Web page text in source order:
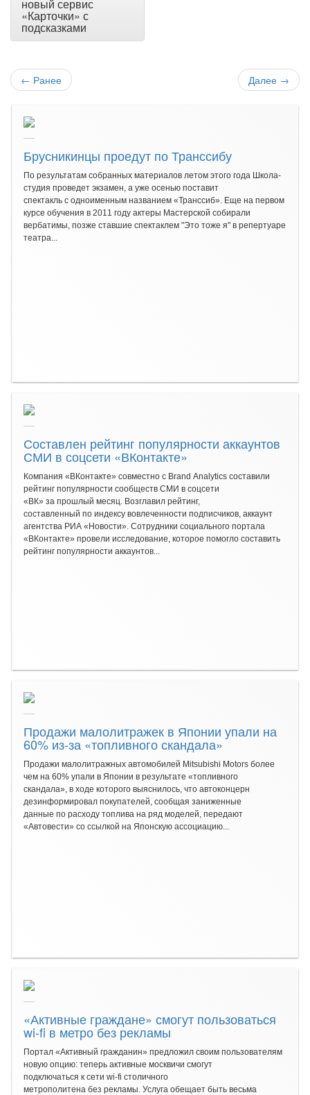
новый сервис
«Карточки» с
подсказками
← Ранее Далее →
Брусникинцы проедут по Транссибу
По результатам собранных материалов летом этого года Школа-
студия проведет экзамен, а уже осенью поставит
спектакль с одноименным названием «Транссиб». Еще на первом
курсе обучения в 2011 году актеры Мастерской собирали
вербатимы, позже ставшие спектаклем "Это тоже я" в репертуаре
театра...
Составлен рейтинг популярности аккаунтов
СМИ в соцсети «ВКонтакте»
Компания «ВКонтакте» совместно с Brand Analytics составили
рейтинг популярности сообществ СМИ в соцсети
«ВК» за прошлый месяц. Возглавил рейтинг,
составленный по индексу вовлеченности подписчиков, аккаунт
агентства РИА «Новости». Сотрудники социального портала
«ВКонтакте» провели исследование, которое помогло составить
рейтинг популярности аккаунтов...
Продажи малолитражек в Японии упали на
60% из-за «топливного скандала»
Продажи малолитражных автомобилей Mitsubishi Motors более
чем на 60% упали в Японии в результате «топливного
скандала», в ходе которого выяснилось, что автоконцерн
дезинформировал покупателей, сообщая заниженные
данные по расходу топлива на ряд моделей, передают
«Автовести» со ссылкой на Японскую ассоциацию...
«Активные граждане» смогут пользоваться
wi-fi в метро без рекламы
Портал «Активный гражданин» предложил своим пользователям
новую опцию: теперь активные москвичи смогут
подключаться к сети wi-fi столичного
метрополитена без рекламы. Услуга обещает быть весьма